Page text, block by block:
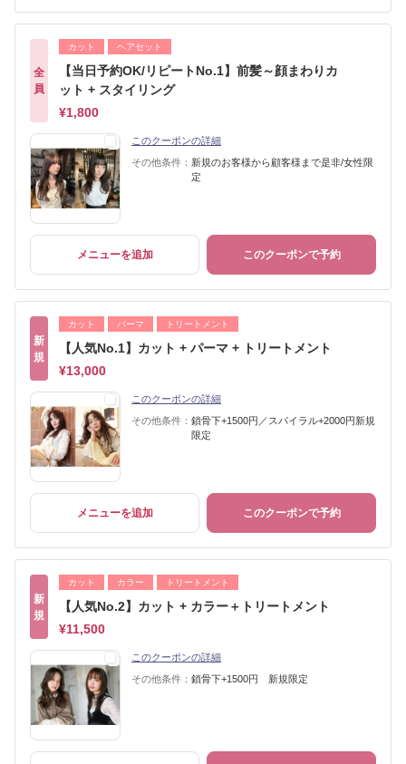
全
員
カット ヘアセット
【当日予約OK/リピートNo.1】前髪～顔まわりカ
ット + スタイリング
¥1,800
このクーポンの詳細
その他条件： 新規のお客様から顧客様まで是非/女性限
定
メニューを追加 このクーポンで予約
新
規
カット パーマ トリートメント
【人気No.1】カット + パーマ + トリートメント
¥13,000
このクーポンの詳細
その他条件： 鎖骨下+1500円／スパイラル+2000円新規
限定
メニューを追加 このクーポンで予約
新
規
カット カラー トリートメント
【人気No.2】カット + カラー＋トリートメント
¥11,500
このクーポンの詳細
その他条件： 鎖骨下+1500円 新規限定